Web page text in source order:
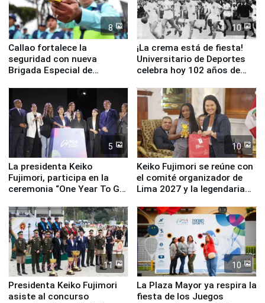
8
Callao fortalece la
seguridad con nueva
Brigada Especial de
equipamiento para
Serenazgo
10
¡La crema está de fiesta!
Universitario de Deportes
celebra hoy 102 años de
5
La presidenta Keiko
Fujimori, participa en la
ceremonia “One Year To Go
10
Keiko Fujimori se reúne con
el comité organizador de
Lima 2027 y la legendaria
11
Presidenta Keiko Fujimori
asiste al concurso
10
La Plaza Mayor ya respira la
fiesta de los Juegos